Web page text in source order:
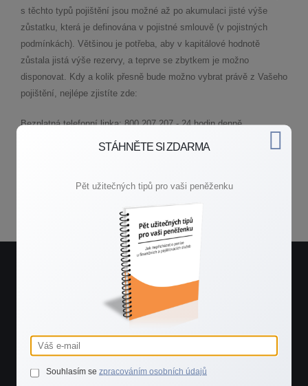
s těchto typů pojištění jsou možné až po akumulaci jisté výše
zůstatku, která je definována v pojistné smlouvě (v pojistných
podmínkách). Většinou je potřeba, aby v kapitálové hodnotě
zůstala jistá výše rezervy, a teprve se zbytkem je možno
disponovat. Kdy a kolik přesně bude možno vybrat právě z Vašeho
pojištění, nejlépe zjistíte zde:
Bezplatná telefonní linka: 800 207 207 - 24 hodin denně
pojistovnacs@pojistovnacs.cz
Potřebujete rychlou radu?
Spojte se se mnou.
ZAVOLEJTE MI
STÁHNĚTE SI ZDARMA
Pět užitečných tipů pro vaši peněženku
Souhlasím se zpracováním osobních údajů